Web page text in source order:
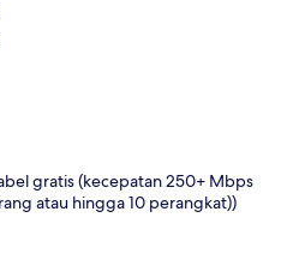
gratis (kecepatan 250+ Mbps
atau hingga 10 perangkat))